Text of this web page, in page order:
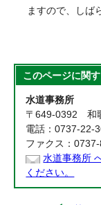
ますので、しば
このページに関
水道事務所
〒649-0392 和
電話：0737-22-
ファクス：
水道事務所
ください。